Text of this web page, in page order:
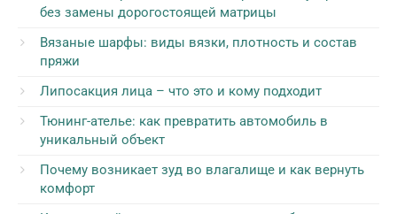
без замены дорогостоящей матрицы
Вязаные шарфы: виды вязки, плотность и состав
пряжи
Липосакция лица – что это и кому подходит
Тюнинг-ателье: как превратить автомобиль в
уникальный объект
Почему возникает зуд во влагалище и как вернуть
комфорт